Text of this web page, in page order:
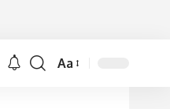
Lettergrootte
Aa